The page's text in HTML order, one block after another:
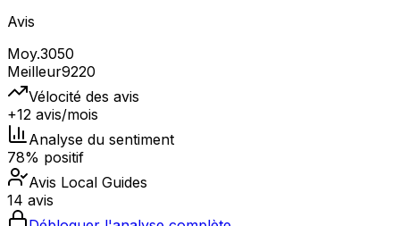
Avis
Moy.3050
Meilleur9220
Vélocité des avis
+12 avis/mois
Analyse du sentiment
78% positif
Avis Local Guides
14 avis